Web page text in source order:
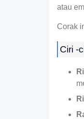
atau
Corak
Ciri -